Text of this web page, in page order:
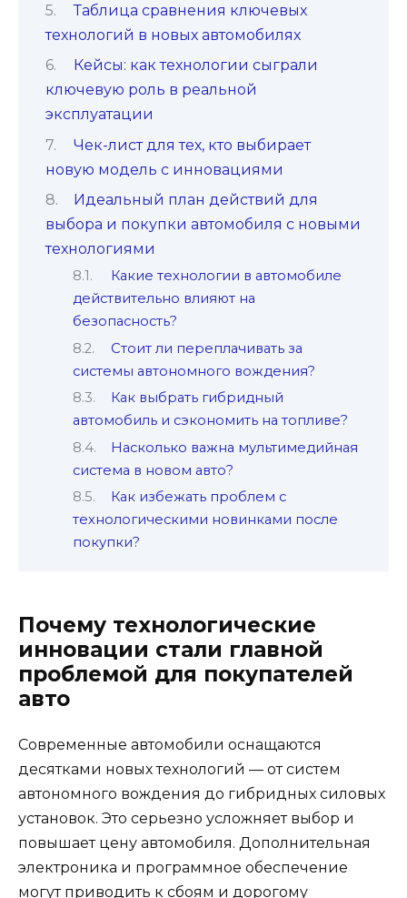
Таблица сравнения ключевых
технологий в новых автомобилях
Кейсы: как технологии сыграли
ключевую роль в реальной
эксплуатации
Чек-лист для тех, кто выбирает
новую модель с инновациями
Идеальный план действий для
выбора и покупки автомобиля с новыми
технологиями
Какие технологии в автомобиле
действительно влияют на
безопасность?
Стоит ли переплачивать за
системы автономного вождения?
Как выбрать гибридный
автомобиль и сэкономить на топливе?
Насколько важна мультимедийная
система в новом авто?
Как избежать проблем с
технологическими новинками после
покупки?
Почему технологические
инновации стали главной
проблемой для покупателей
авто
Современные автомобили оснащаются
десятками новых технологий — от систем
автономного вождения до гибридных силовых
установок. Это серьезно усложняет выбор и
повышает цену автомобиля. Дополнительная
электроника и программное обеспечение
могут приводить к сбоям и дорогому